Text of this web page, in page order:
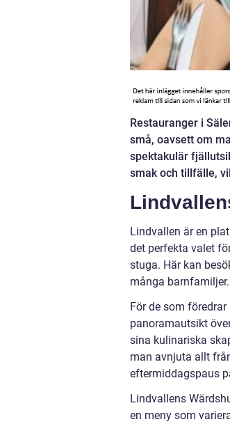
Restauranger i
små, oavsett om
spektakulär
smak och tillfälle,
Lindvallen är en
det perfekta valet
stuga. Här kan
många barnfamiljer.
För de som
panoramautsikt
sina kulinariska
man avnjuta allt
eftermiddagspaus
Lindvallens
en meny som